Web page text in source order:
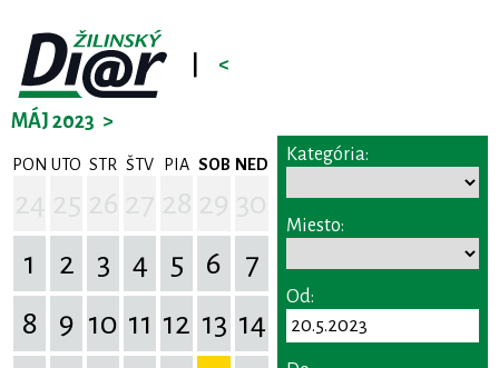
<
MÁJ 2023 >
PON UTO STR ŠTV PIA SOB NED
1
2 3 4 5 6
7
8
9 10 11 12 13 14
Kategória:
Miesto:
Od: